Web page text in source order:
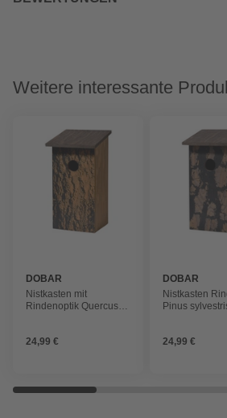
Weitere interessante
DOBAR
Nistkasten mit
Rindenoptik Quercus
24,99 €
DOBAR
Nistkasten
Pinus
24,99 €